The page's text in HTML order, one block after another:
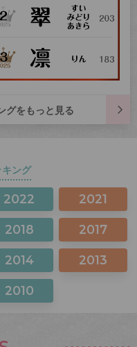
グをもっと見る
ング
2022 2021
2018 2017
2014 2013
2010